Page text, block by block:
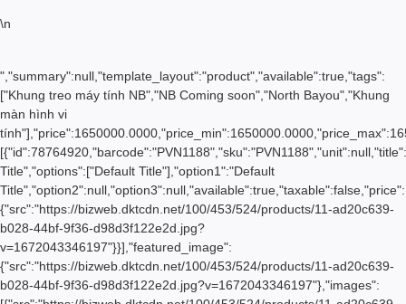
\n
","summary":null,"template_layout":"product","available":true,"tags":
["Khung treo máy tính NB","NB Coming soon","North Bayou","Khung
màn hình vi
Title","options":["Default Title"],"option1":"Default
{"src":"https://bizweb.dktcdn.net/100/453/524/products/11-ad20c639-
b028-44bf-9f36-d98d3f122e2d.jpg?
v=1672043346197"}}],"featured_image":
{"src":"https://bizweb.dktcdn.net/100/453/524/products/11-ad20c639-
b028-44bf-9f36-d98d3f122e2d.jpg?v=1672043346197"},"images":